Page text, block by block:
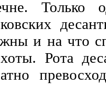
Только
и на что
Рота